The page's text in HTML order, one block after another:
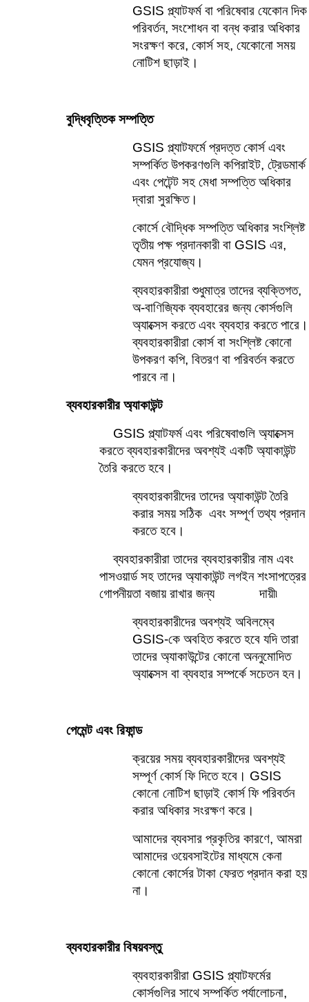
GSIS প্ল্যাটফর্ম বা পরিষেবার যেকোন দিক
পরিবর্তন, সংশোধন বা বন্ধ করার অধিকার
সংরক্ষণ করে, কোর্স সহ, যেকোনো সময়
নোটিশ ছাড়াই।
বুদ্ধিবৃত্তিক সম্পত্তি
GSIS প্ল্যাটফর্মে প্রদত্ত কোর্স এবং
সম্পর্কিত উপকরণগুলি কপিরাইট, ট্রেডমার্ক
এবং পেটেন্ট সহ মেধা সম্পত্তি অধিকার
দ্বারা সুরক্ষিত।
কোর্সে বৌদ্ধিক সম্পত্তি অধিকার সংশ্লিষ্ট
তৃতীয় পক্ষ প্রদানকারী বা GSIS এর,
যেমন প্রযোজ্য।
ব্যবহারকারীরা শুধুমাত্র তাদের ব্যক্তিগত,
অ-বাণিজ্যিক ব্যবহারের জন্য কোর্সগুলি
অ্যাক্সেস করতে এবং ব্যবহার করতে পারে।
ব্যবহারকারীরা কোর্স বা সংশ্লিষ্ট কোনো
উপকরণ কপি, বিতরণ বা পরিবর্তন করতে
পারবে না।
ব্যবহারকারীর অ্যাকাউন্ট
GSIS প্ল্যাটফর্ম এবং পরিষেবাগুলি অ্যাক্সেস
করতে ব্যবহারকারীদের অবশ্যই একটি অ্যাকাউন্ট
তৈরি করতে হবে।
ব্যবহারকারীদের তাদের অ্যাকাউন্ট তৈরি
করার সময় সঠিক  এবং সম্পূর্ণ তথ্য প্রদান
করতে হবে।
ব্যবহারকারীরা তাদের ব্যবহারকারীর নাম এবং
পাসওয়ার্ড সহ তাদের অ্যাকাউন্ট লগইন শংসাপত্রের
গোপনীয়তা বজায় রাখার জন্য
দায়ী৷
ব্যবহারকারীদের অবশ্যই অবিলম্বে
GSIS-কে অবহিত করতে হবে যদি তারা
তাদের অ্যাকাউন্টের কোনো অননুমোদিত
অ্যাক্সেস বা ব্যবহার সম্পর্কে সচেতন হন।
পেমেন্ট এবং রিফান্ড
ক্রয়ের সময় ব্যবহারকারীদের অবশ্যই
সম্পূর্ণ কোর্স ফি দিতে হবে। GSIS
কোনো নোটিশ ছাড়াই কোর্স ফি পরিবর্তন
করার অধিকার সংরক্ষণ করে।
আমাদের ব্যবসার প্রকৃতির কারণে, আমরা
আমাদের ওয়েবসাইটের মাধ্যমে কেনা
কোনো কোর্সের টাকা ফেরত প্রদান করা হয়
না।
ব্যবহারকারীর বিষয়বস্তু
ব্যবহারকারীরা GSIS প্ল্যাটফর্মের
কোর্সগুলির সাথে সম্পর্কিত পর্যালোচনা,